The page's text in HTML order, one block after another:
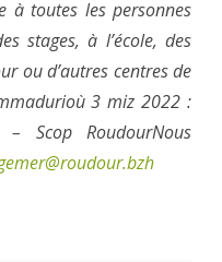
à toutes les personnes
stages, à l’école, des
ou d’autres centres de
3 miz 2022 :
Scop RoudourNous